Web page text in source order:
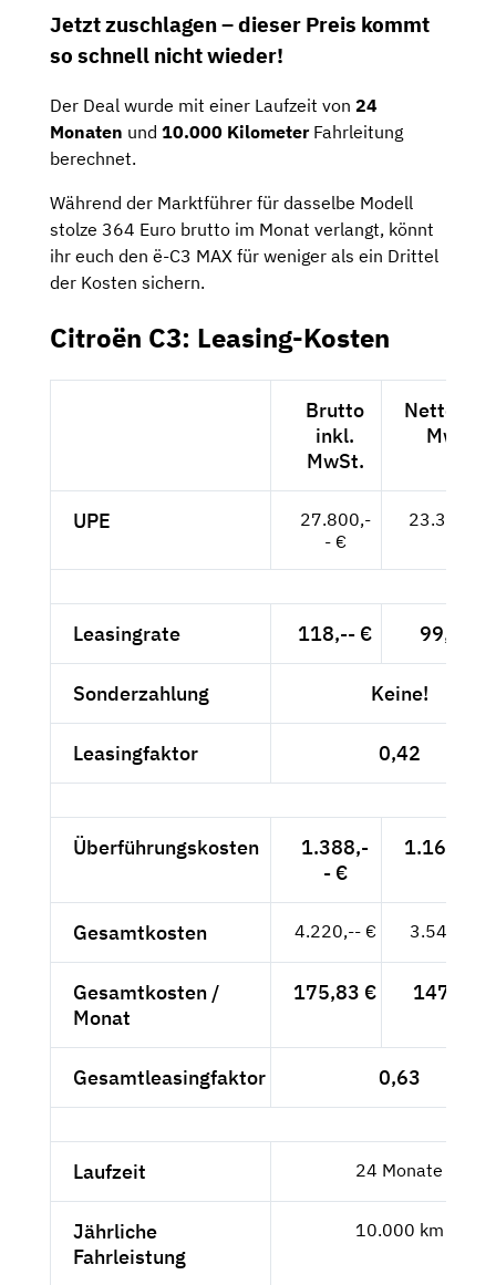
Jetzt zuschlagen – dieser Preis kommt
so schnell nicht wieder!
Der Deal wurde mit einer Laufzeit von 24
Monaten und 10.000 KilometerFahrleitung
berechnet.
Während der Marktführer für dasselbe Modell
stolze 364 Euro brutto im Monat verlangt, könnt
ihr euch den ë-C3 MAX für weniger als ein Drittel
der Kosten sichern.
Citroën C3: Leasing-Kosten
Brutto
inkl.
MwSt.
Netto
MwSt.
UPE
27.800,-
- €
23.361,--
Leasingrate 118,-- € 99,16 €
Sonderzahlung Keine!
Leasingfaktor 0,42
Überführungskosten
1.388,-
- €
1.166,39
Gesamtkosten 4.220,-- € 3.546,22
Gesamtkosten /
Monat
175,83 € 147,76 €
Gesamtleasingfaktor 0,63
Laufzeit 24 Monate
Jährliche
Fahrleistung
10.000 km